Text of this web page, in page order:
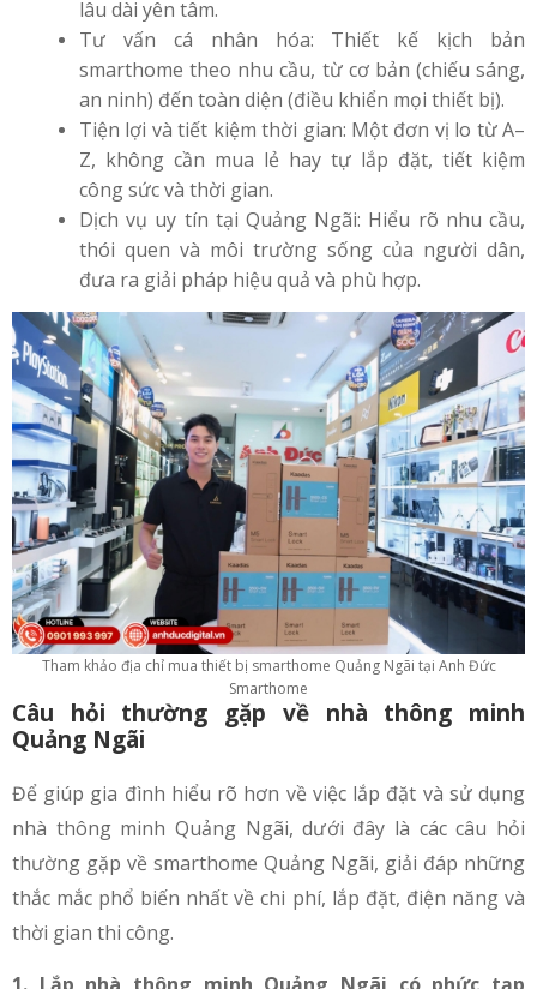
lâu dài yên tâm.
Tư vấn cá nhân hóa: Thiết kế kịch bản
smarthome theo nhu cầu, từ cơ bản (chiếu sáng,
an ninh) đến toàn diện (điều khiển mọi thiết bị).
Tiện lợi và tiết kiệm thời gian: Một đơn vị lo từ A–
Z, không cần mua lẻ hay tự lắp đặt, tiết kiệm
công sức và thời gian.
Dịch vụ uy tín tại Quảng Ngãi: Hiểu rõ nhu cầu,
thói quen và môi trường sống của người dân,
đưa ra giải pháp hiệu quả và phù hợp.
Tham khảo địa chỉ mua thiết bị smarthome Quảng Ngãi tại Anh Đức
Smarthome
Câu hỏi thường gặp về nhà thông minh
Quảng Ngãi
Để giúp gia đình hiểu rõ hơn về việc lắp đặt và sử dụng
nhà thông minh Quảng Ngãi, dưới đây là các câu hỏi
thường gặp về smarthome Quảng Ngãi, giải đáp những
thắc mắc phổ biến nhất về chi phí, lắp đặt, điện năng và
thời gian thi công.